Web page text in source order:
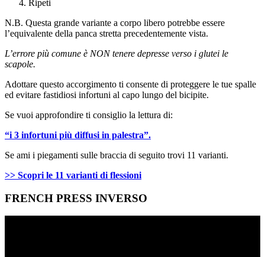
Ripeti
N.B. Questa grande variante a corpo libero potrebbe essere
l’equivalente della panca stretta precedentemente vista.
L’errore più comune è NON tenere depresse verso i glutei le
scapole.
Adottare questo accorgimento ti consente di proteggere le tue spalle
ed evitare fastidiosi infortuni al capo lungo del bicipite.
Se vuoi approfondire ti consiglio la lettura di:
“i 3 infortuni più diffusi in palestra”.
Se ami i piegamenti sulle braccia di seguito trovi 11 varianti.
>> Scopri le 11 varianti di flessioni
FRENCH PRESS INVERSO